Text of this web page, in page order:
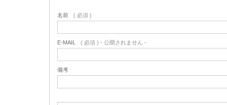
名前 ( 必須 )
E-MAIL ( 必須 ) - 公開されません -
備考